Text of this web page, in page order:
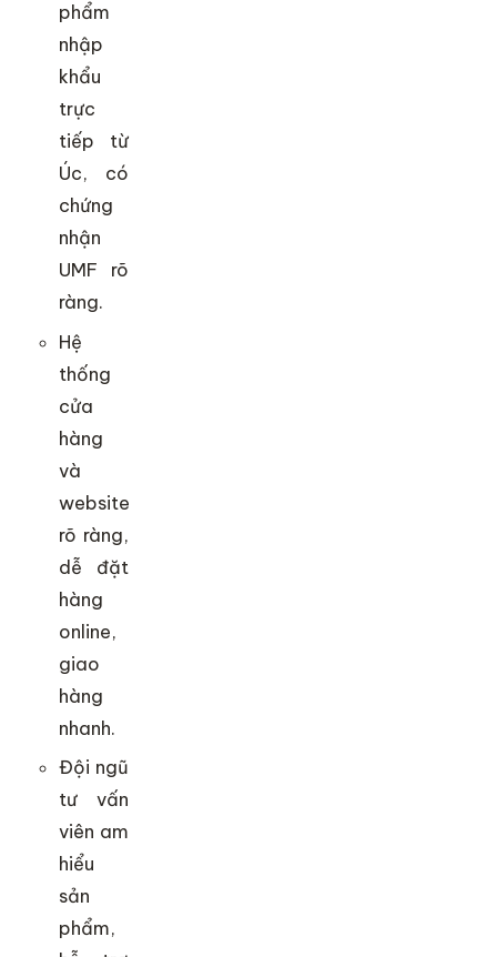
phẩm
nhập
khẩu
trực
tiếp từ
Úc, có
chứng
nhận
UMF rõ
ràng.
Hệ
thống
cửa
hàng
và
website
rõ ràng,
dễ đặt
hàng
online,
giao
hàng
nhanh.
Đội ngũ
tư vấn
viên am
hiểu
sản
phẩm,